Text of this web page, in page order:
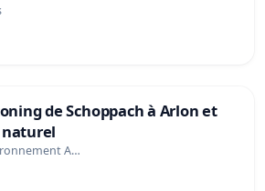
de Schoppach à Arlon et
naturel
A…